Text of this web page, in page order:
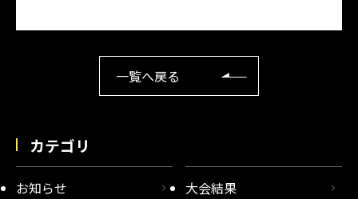
一覧へ戻る
カテゴリ
お知らせ 大会結果